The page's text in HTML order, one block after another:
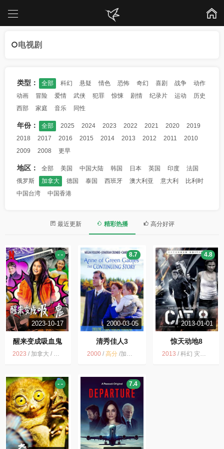
电视剧
类型： 全部 科幻 悬疑 情色 恐怖 奇幻 喜剧 战争
动作
动画
冒险 爱情 武侠 犯罪 惊悚 剧情 纪录片 运动
历史
西部
家庭 音乐 同性
年份： 全部 2025 2024 2023 2022 2021 2020
2019
2018
2017 2016 2015 2014 2013 2012 2011
2010
2009
2008 更早
地区： 全部 美国 中国大陆 韩国 日本 英国 印度
法国
俄罗斯
加拿大 德国 泰国 西班牙 澳大利亚 意大利
比利时
中国台湾
中国香港
最近更新 精彩热播 高分好评
2023-10-17
醒来变成吸血鬼
- -
2023 / 加拿大 / 喜剧 家庭 奇幻
2000-03-05
清秀佳人3
8.7
2000 /高分 /加拿大 / 剧情 爱情 家庭
2013-01-01
惊天动地8
4.8
2013 / 科幻 灾难 屌丝级的长篇灾难片 美国电影 美国 世界又被1个人拯救了 低成本 2013
- - 7.4